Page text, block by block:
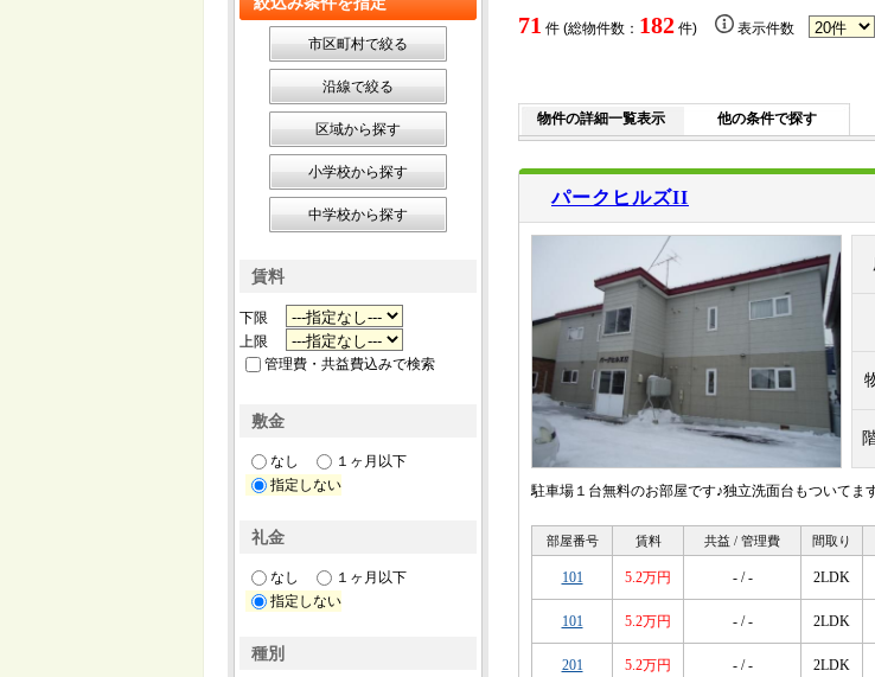
71 件 (総物件数： 182 件) 表示件数
物件の詳細一覧表示 他の条件で探す
パークヒルズII
駐車場１台無料のお部屋です♪独立洗面台もついてま
部屋番号 賃料 共益 / 管理費 間取り
101 5.2万円 - / - 2LDK
101 5.2万円 - / - 2LDK
201 5.2万円 - / - 2LDK
市区町村で絞る
沿線で絞る
区域から探す
小学校から探す
中学校から探す
賃料
下限
上限
管理費・共益費込みで検索
敷金
なし
１ヶ月以下
指定しない
礼金
なし
１ヶ月以下
指定しない
種別